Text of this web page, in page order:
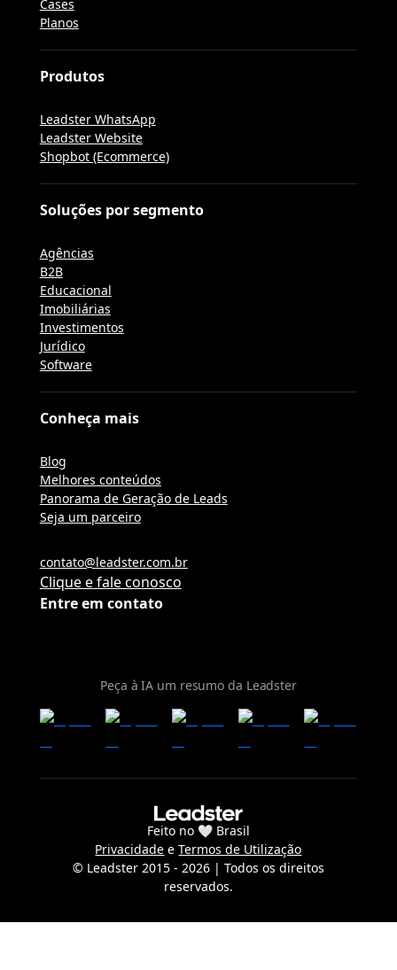
Cases
Planos
Produtos
Leadster WhatsApp
Leadster Website
Shopbot (Ecommerce)
Soluções por segmento
Agências
B2B
Educacional
Imobiliárias
Investimentos
Jurídico
Software
Conheça mais
Blog
Melhores conteúdos
Panorama de Geração de Leads
Seja um parceiro
Entre em contato
contato@leadster.com.br
Clique e fale conosco
Peça à IA um resumo da Leadster
Feito no 🤍 Brasil
Privacidade e Termos de Utilização
© Leadster 2015 - 2026| Todos os direitos
reservados.